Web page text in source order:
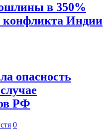
в 350%
конфликта Индии
опасность
РФ
0